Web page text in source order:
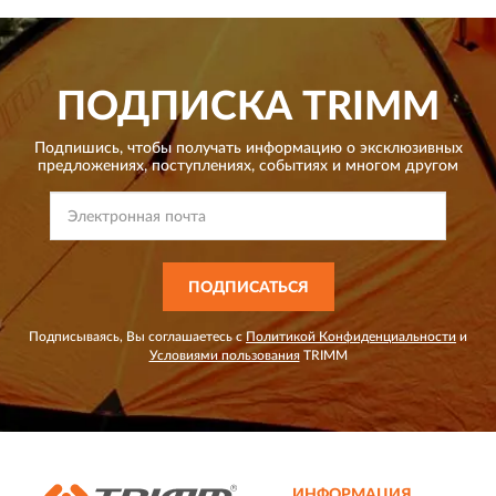
ПОДПИСКА TRIMM
Подпишись, чтобы получать информацию о эксклюзивных
предложениях,поступлениях, событиях и многом другом
ПОДПИСАТЬСЯ
Подписываясь, Вы соглашаетесь с Политикой Конфиденциальности и
Условиями пользованияTRIMM